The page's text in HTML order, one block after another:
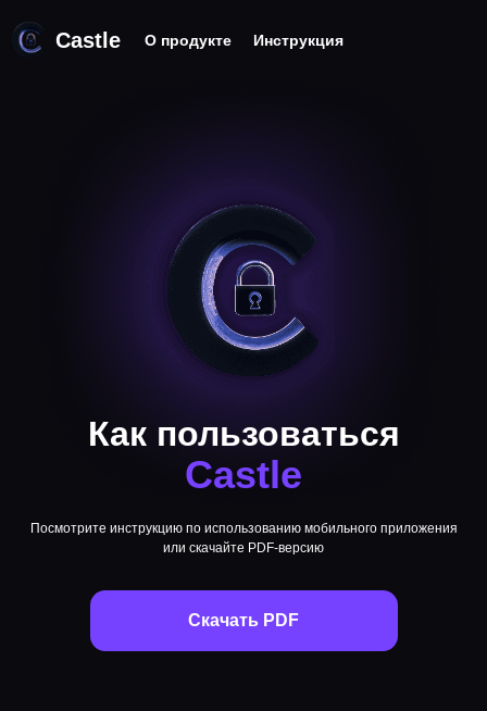
Castle О продукте Инструкция
Как пользоваться
Castle
Посмотрите инструкцию по использованию мобильного приложения
или скачайте PDF-версию
Скачать PDF